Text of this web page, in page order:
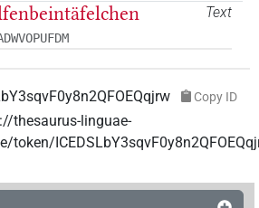
Text
Copy ID
thesaurus-linguae-
token/